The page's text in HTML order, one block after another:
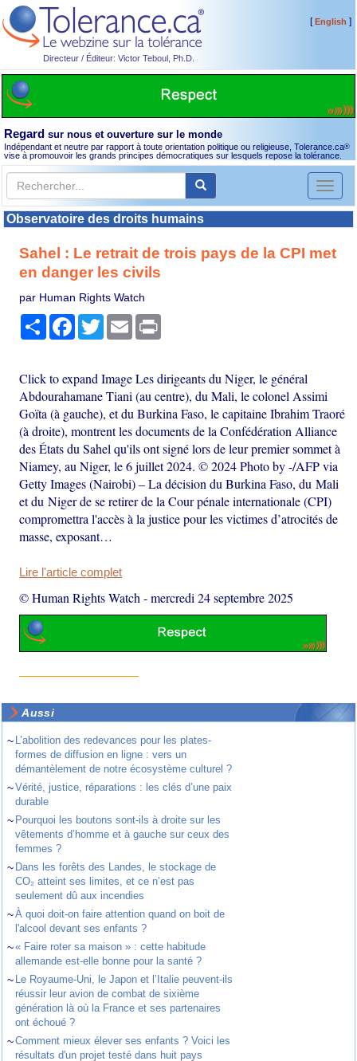
Directeur / Éditeur: Victor Teboul, Ph.D.
[English ]
Regard sur nous et ouverture sur le monde
Indépendant et neutre par rapport à toute orientation politique ou religieuse, Tolerance.ca®
vise à promouvoir les grands principes démocratiques sur lesquels repose la tolérance.
Toggle
Observatoire des droits humains
Sahel : Le retrait de trois pays de la CPI met
en danger les civils
par Human Rights Watch
PartagerFacebook
TwitterEmail
Click to expand Image Les dirigeants du Niger, le général
Abdourahamane Tiani (au centre), du Mali, le colonel Assimi
Goïta (à gauche), et du Burkina Faso, le capitaine Ibrahim Traoré
(à droite), montrent les documents de la Confédération Alliance
des États du Sahel qu'ils ont signé lors de leur premier sommet à
Niamey, au Niger, le 6 juillet 2024. © 2024 Photo by -/AFP via
Getty Images (Nairobi) – La décision du Burkina Faso, du Mali
et du Niger de se retirer de la Cour pénale internationale (CPI)
compromettra l'accès à la justice pour les victimes d’atrocités de
masse, exposant…
Lire l'article complet
© Human Rights Watch -mercredi 24 septembre 2025
Aussi
~ L’abolition des redevances pour les plates-
formes de diffusion en ligne : vers un
démantèlement de notre écosystème culturel ?
~Vérité, justice, réparations : les clés d’une paix
durable
~ Pourquoi les boutons sont-ils à droite sur les
vêtements d’homme et à gauche sur ceux des
femmes ?
~ Dans les forêts des Landes, le stockage de
CO₂ atteint ses limites, et ce n’est pas
seulement dû aux incendies
~À quoi doit-on faire attention quand on boit de
l'alcool devant ses enfants ?
~« Faire roter sa maison » : cette habitude
allemande est-elle bonne pour la santé ?
~ Le Royaume-Uni, le Japon et l’Italie peuvent-ils
réussir leur avion de combat de sixième
génération là où la France et ses partenaires
ont échoué ?
~Comment mieux élever ses enfants ? Voici les
résultats d'un projet testé dans huit pays